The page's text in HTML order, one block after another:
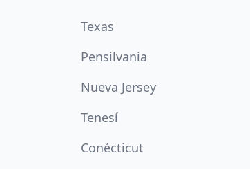
Texas
Pensilvania
Nueva Jersey
Tenesí
Conécticut